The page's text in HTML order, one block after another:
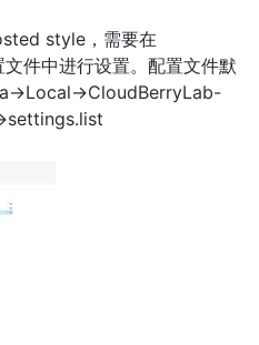
style，需要在
件中进行设置。配置文件默
>Local->CloudBerryLab-